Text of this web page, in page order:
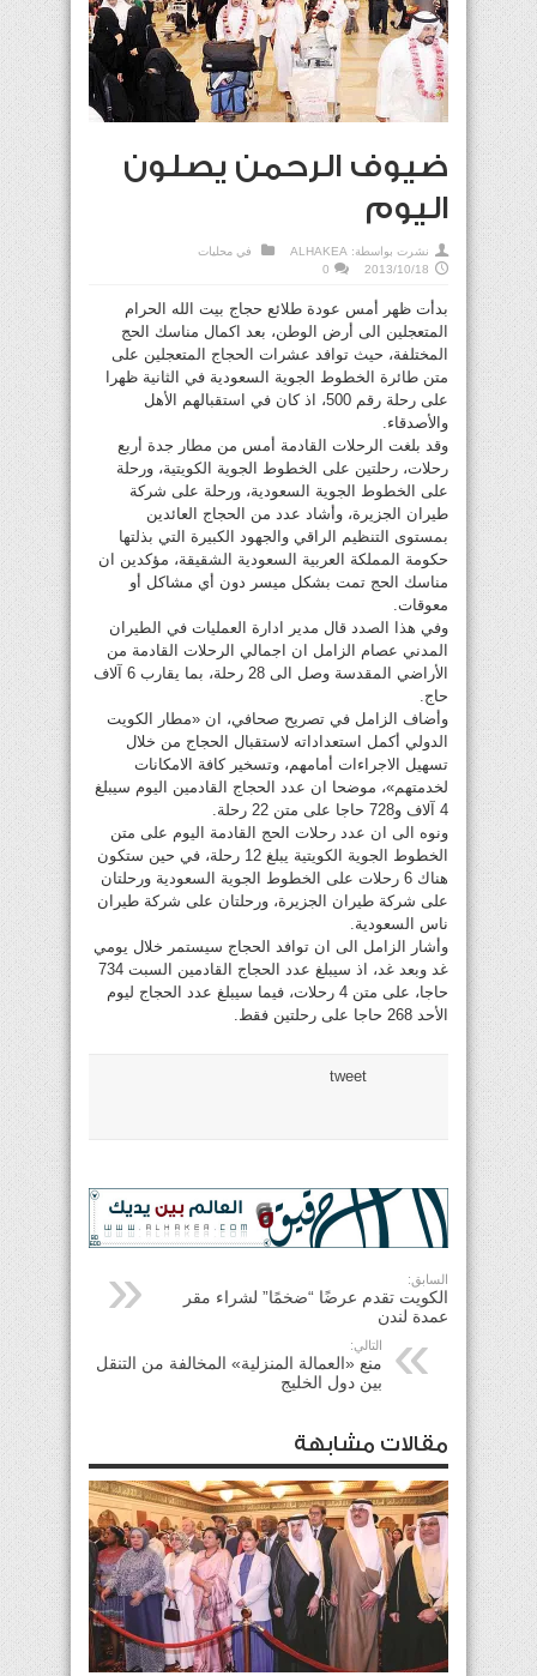
ضيوف الرحمن يصلون
اليوم
نشرت بواسطة: ALHAKEA في محليات
2013/10/18
0
بدأت ظهر أمس عودة طلائع حجاج بيت الله الحرام
المتعجلين الى أرض الوطن، بعد اكمال مناسك الحج
المختلفة، حيث توافد عشرات الحجاج المتعجلين على
متن طائرة الخطوط الجوية السعودية في الثانية ظهرا
على رحلة رقم 500، اذ كان في استقبالهم الأهل
والأصدقاء.
وقد بلغت الرحلات القادمة أمس من مطار جدة أربع
رحلات، رحلتين على الخطوط الجوية الكويتية، ورحلة
على الخطوط الجوية السعودية، ورحلة على شركة
طيران الجزيرة، وأشاد عدد من الحجاج العائدين
بمستوى التنظيم الراقي والجهود الكبيرة التي بذلتها
حكومة المملكة العربية السعودية الشقيقة، مؤكدين ان
مناسك الحج تمت بشكل ميسر دون أي مشاكل أو
معوقات.
وفي هذا الصدد قال مدير ادارة العمليات في الطيران
المدني عصام الزامل ان اجمالي الرحلات القادمة من
الأراضي المقدسة وصل الى 28 رحلة، بما يقارب 6 آلاف
حاج.
وأضاف الزامل في تصريح صحافي، ان «مطار الكويت
الدولي أكمل استعداداته لاستقبال الحجاج من خلال
تسهيل الاجراءات أمامهم، وتسخير كافة الامكانات
لخدمتهم»، موضحا ان عدد الحجاج القادمين اليوم سيبلغ
4 آلاف و728 حاجا على متن 22 رحلة.
ونوه الى ان عدد رحلات الحج القادمة اليوم على متن
الخطوط الجوية الكويتية يبلغ 12 رحلة، في حين ستكون
هناك 6 رحلات على الخطوط الجوية السعودية ورحلتان
على شركة طيران الجزيرة، ورحلتان على شركة طيران
ناس السعودية.
وأشار الزامل الى ان توافد الحجاج سيستمر خلال يومي
غد وبعد غد، اذ سيبلغ عدد الحجاج القادمين السبت 734
حاجا، على متن 4 رحلات، فيما سيبلغ عدد الحجاج ليوم
الأحد 268 حاجا على رحلتين فقط.
tweet
السابق:
الكويت تقدم عرضًا “ضخمًا” لشراء مقر
عمدة لندن
التالي:
منع «العمالة المنزلية» المخالفة من التنقل
بين دول الخليج
مقالات مشابهة